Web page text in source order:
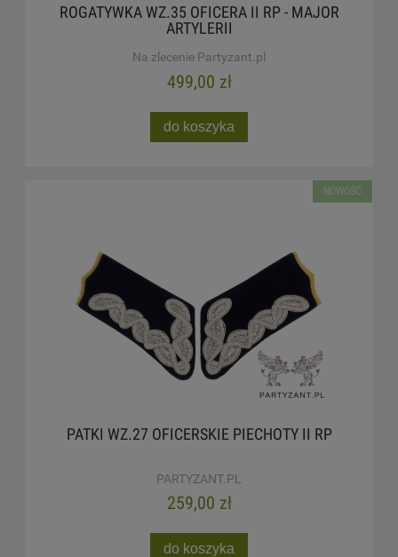
ROGATYWKA WZ.35 OFICERA II RP - MAJOR
ARTYLERII
Na zlecenie Partyzant.pl
499,00 zł
do koszyka
PATKI WZ.27 OFICERSKIE PIECHOTY II RP
PARTYZANT.PL
259,00 zł
do koszyka
NOWOŚĆ